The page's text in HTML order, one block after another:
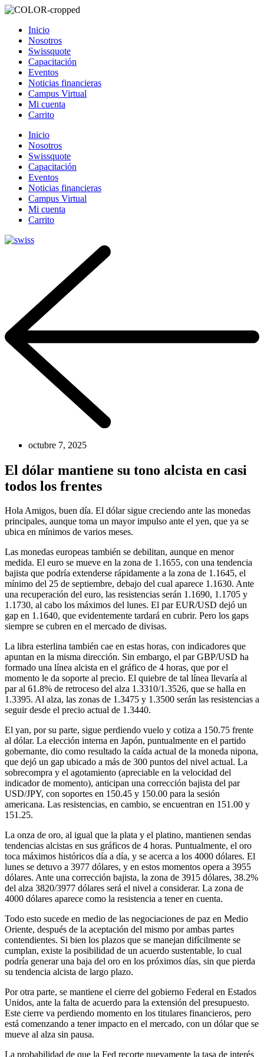
Inicio
Nosotros
Swissquote
Capacitación
Eventos
Noticias financieras
Campus Virtual
Mi cuenta
Carrito
Inicio
Nosotros
Swissquote
Capacitación
Eventos
Noticias financieras
Campus Virtual
Mi cuenta
Carrito
octubre 7, 2025
El dólar mantiene su tono alcista en casi
todos los frentes
Hola Amigos, buen día. El dólar sigue creciendo ante las monedas
principales, aunque toma un mayor impulso ante el yen, que ya se
ubica en mínimos de varios meses.
Las monedas europeas también se debilitan, aunque en menor
medida. El euro se mueve en la zona de 1.1655, con una tendencia
bajista que podría extenderse rápidamente a la zona de 1.1645, el
mínimo del 25 de septiembre, debajo del cual aparece 1.1630. Ante
una recuperación del euro, las resistencias serán 1.1690, 1.1705 y
1.1730, al cabo los máximos del lunes. El par EUR/USD dejó un
gap en 1.1640, que evidentemente tardará en cubrir. Pero los gaps
siempre se cubren en el mercado de divisas.
La libra esterlina también cae en estas horas, con indicadores que
apuntan en la misma dirección. Sin embargo, el par GBP/USD ha
formado una línea alcista en el gráfico de 4 horas, que por el
momento le da soporte al precio. El quiebre de tal línea llevaría al
par al 61.8% de retroceso del alza 1.3310/1.3526, que se halla en
1.3395. Al alza, las zonas de 1.3475 y 1.3500 serán las resistencias a
seguir desde el precio actual de 1.3440.
El yan, por su parte, sigue perdiendo vuelo y cotiza a 150.75 frente
al dólar. La elección interna en Japón, puntualmente en el partido
gobernante, dio como resultado la caída actual de la moneda nipona,
que dejó un gap ubicado a más de 300 puntos del nivel actual. La
sobrecompra y el agotamiento (apreciable en la velocidad del
indicador de momento), anticipan una corrección bajista del par
USD/JPY, con soportes en 150.45 y 150.00 para la sesión
americana. Las resistencias, en cambio, se encuentran en 151.00 y
151.25.
La onza de oro, al igual que la plata y el platino, mantienen sendas
tendencias alcistas en sus gráficos de 4 horas. Puntualmente, el oro
toca máximos históricos día a día, y se acerca a los 4000 dólares. El
lunes se detuvo a 3977 dólares, y en estos momentos opera a 3955
dólares. Ante una corrección bajista, la zona de 3915 dólares, 38.2%
del alza 3820/3977 dólares será el nivel a considerar. La zona de
4000 dólares aparece como la resistencia a tener en cuenta.
Todo esto sucede en medio de las negociaciones de paz en Medio
Oriente, después de la aceptación del mismo por ambas partes
contendientes. Si bien los plazos que se manejan difícilmente se
cumplan, existe la posibilidad de un acuerdo sustentable, lo cual
podría generar una baja del oro en los próximos días, sin que pierda
su tendencia alcista de largo plazo.
Por otra parte, se mantiene el cierre del gobierno Federal en Estados
Unidos, ante la falta de acuerdo para la extensión del presupuesto.
Este cierre va perdiendo momento en los titulares financieros, pero
está comenzando a tener impacto en el mercado, con un dólar que se
mueve al alza sin pausa.
La probabilidad de que la Fed recorte nuevamente la tasa de interés